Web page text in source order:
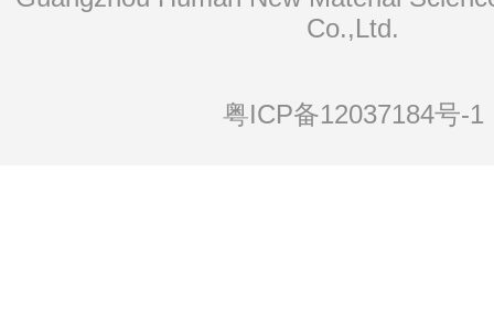
Co.,Ltd.
粤ICP备12037184号-1